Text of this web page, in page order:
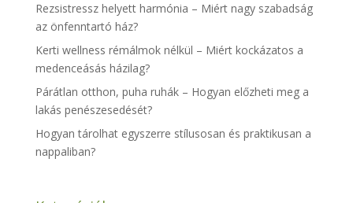
Rezsistressz helyett harmónia – Miért nagy szabadság
az önfenntartó ház?
Kerti wellness rémálmok nélkül – Miért kockázatos a
medenceásás házilag?
Párátlan otthon, puha ruhák – Hogyan előzheti meg a
lakás penészesedését?
Hogyan tárolhat egyszerre stílusosan és praktikusan a
nappaliban?